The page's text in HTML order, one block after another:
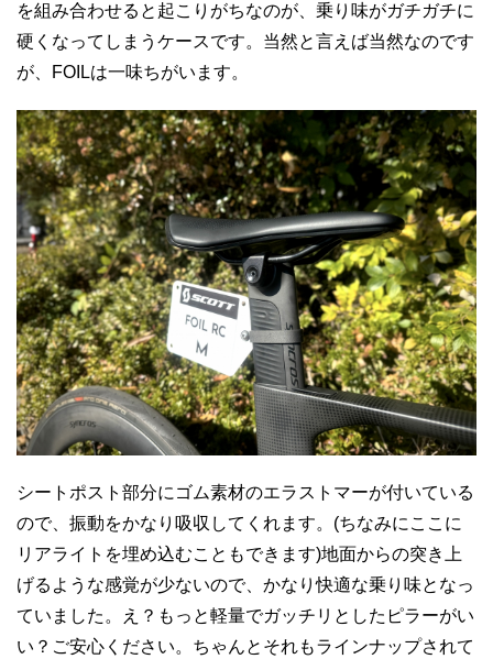
を組み合わせると起こりがちなのが、乗り味がガチガチに
硬くなってしまうケースです。当然と言えば当然なのです
が、FOILは一味ちがいます。
シートポスト部分にゴム素材のエラストマーが付いている
ので、振動をかなり吸収してくれます。(ちなみにここに
リアライトを埋め込むこともできます)地面からの突き上
げるような感覚が少ないので、かなり快適な乗り味となっ
ていました。え？もっと軽量でガッチリとしたピラーがい
い？ご安心ください。ちゃんとそれもラインナップされて